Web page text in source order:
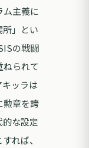
ム主義に
所」とい
の戦闘
ねられて
ッラは
勲章を誇
的な設定
れば、